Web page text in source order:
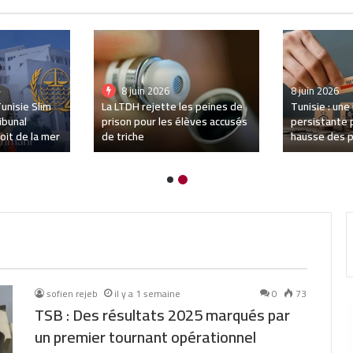
: record de
en
il y a 4 semaines
Startup World Cup Tunisie
2026 : Trois startups
tunisiennes en route vers la
Silicon Valley
1 juillet 2026
Mehrez
entrent
ligne droite
sofien rejeb il y a 1 semaine 0 73
TSB : Des résultats 2025 marqués par
un premier tournant opérationnel